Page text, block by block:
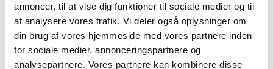
annoncer, til at vise dig funktioner til sociale medier og til
at analysere vores trafik. Vi deler også oplysninger om
din brug af vores hjemmeside med vores partnere inden
for sociale medier, annonceringspartnere og
analysepartnere. Vores partnere kan kombinere disse
SHOWROOM
Odense DKK 1.300
VARENUMMER
6498304